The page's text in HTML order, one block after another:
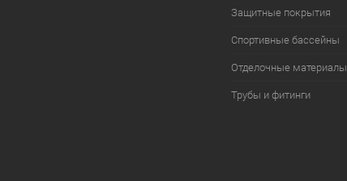
Защитные покрытия
Спортивные бассейны
Отделочные материалы
Трубы и фитинги